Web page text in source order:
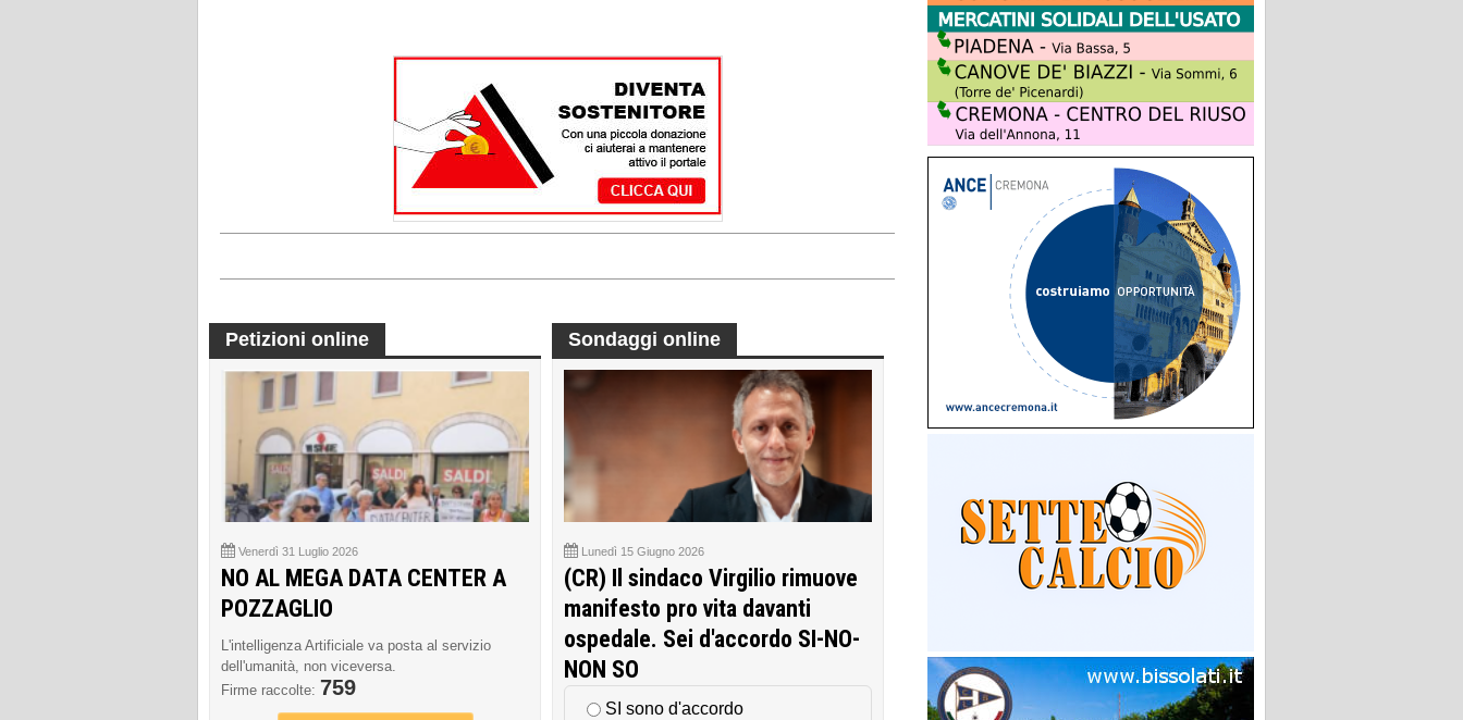
Petizioni online
Venerdì 31 Luglio 2026
NO AL MEGA DATA CENTER A
POZZAGLIO
L'intelligenza Artificiale va posta al servizio
dell'umanità, non viceversa.
Firme raccolte: 759
Sondaggi online
Lunedì 15 Giugno 2026
(CR) Il sindaco Virgilio rimuove
manifesto pro vita davanti
ospedale. Sei d'accordo SI-NO-
NON SO
SI sono d'accordo